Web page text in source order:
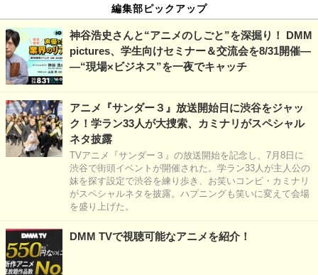
編集部ピックアップ
神谷浩史さんと“アニメのしごと”を深掘り！ DMM
pictures、学生向けセミナー＆交流会を8/31開催―
―“現場×ビジネス”を一夜でキャッチ
アニメ『サンダー３』放送開始日に渋谷をジャッ
ク！学ラン33人が大捜索、カミナリがスペシャル
ネタ披露
TVアニメ『サンダー３』の放送開始を記念し、7月8日に
渋谷で街頭イベントが開催された。学ラン33人が主人公の
妹を探す設定で渋谷を練り歩き、お笑いコンビ・カミナリ
がスペシャルネタを披露。ハプニングも笑いに変えて会場
を盛り上げた。
DMM TVで視聴可能なアニメを紹介！